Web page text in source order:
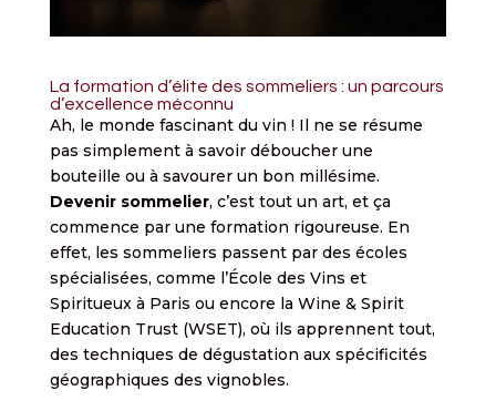
La formation d’élite des sommeliers : un parcours
d’excellence méconnu
Ah, le monde fascinant du vin ! Il ne se résume
pas simplement à savoir déboucher une
bouteille ou à savourer un bon millésime.
Devenir sommelier, c’est tout un art, et ça
commence par une formation rigoureuse. En
effet, les sommeliers passent par des écoles
spécialisées, comme l’École des Vins et
Spiritueux à Paris ou encore la Wine & Spirit
Education Trust (WSET), où ils apprennent tout,
des techniques de dégustation aux spécificités
géographiques des vignobles.